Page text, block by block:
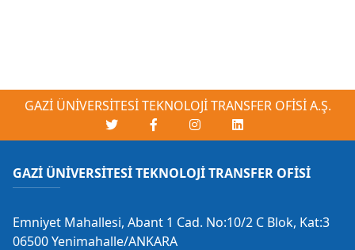
GAZİ ÜNİVERSİTESİ TEKNOLOJİ TRANSFER OFİSİ A.Ş.
GAZİ ÜNİVERSİTESİ TEKNOLOJİ TRANSFER OFİSİ
Emniyet Mahallesi, Abant 1 Cad. No:10/2 C Blok, Kat:3
06500 Yenimahalle/ANKARA